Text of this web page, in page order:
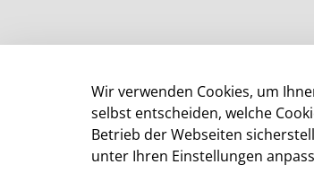
Kommunalportal Stadt Leverkusen
Der Oberbürgermeister
Wir verwenden Cookies, um
selbst entscheiden, welche
Betrieb der Webseiten
unter Ihren Einstellungen